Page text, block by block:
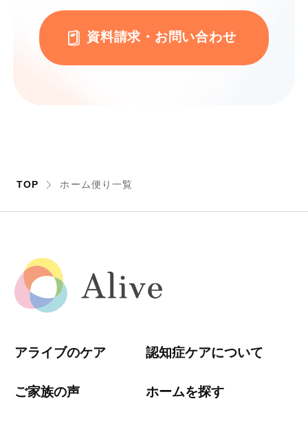
資料請求・お問い合わせ
TOP ホーム便り一覧
アライブのケア 認知症ケアについて
ご家族の声 ホームを探す